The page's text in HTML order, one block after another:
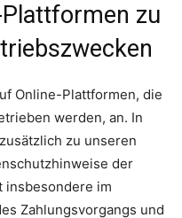
zu
Online-Plattformen, die
werden, an. In
zu unseren
der
insbesondere im
Zahlungsvorgangs und